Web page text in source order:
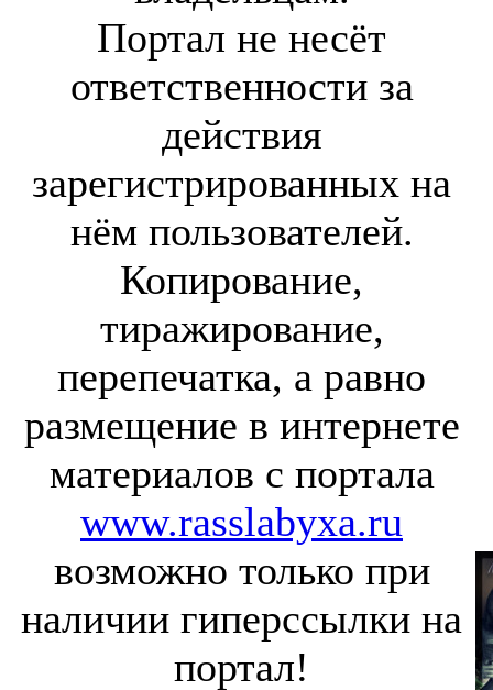
Портал не несёт
ответственности за
действия
зарегистрированных на
нём пользователей.
Копирование,
тиражирование,
перепечатка, а равно
размещение в интернете
материалов с портала
www.rasslabyxa.ru
возможно только при
наличии гиперссылки на
портал!